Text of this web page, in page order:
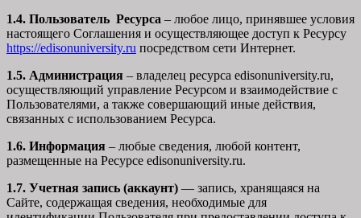
1.4. Пользователь Ресурса – любое лицо, принявшее условия
настоящего Соглашения и осуществляющее доступ к Ресурсу
https://edisonuniversity.ru посредством сети Интернет.
1.5. Администрация – владелец ресурса edisonuniversity.ru,
осуществляющий управление Ресурсом и взаимодействие с
Пользователями, а также совершающий иные действия,
связанных с использованием Ресурса.
1.6. Информация – любые сведения, любой контент,
размещенные на Ресурсе edisonuniversity.ru.
1.7. Учетная запись (аккаунт) — запись, хранящаяся на
Сайте, содержащая сведения, необходимые для